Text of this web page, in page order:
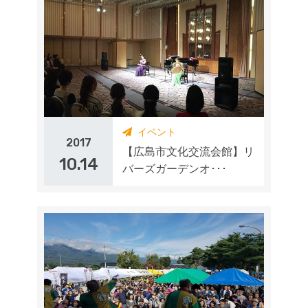
2017
10.14
イベント
【広島市文化交流会館】リ
バーズガーデンオ･･･